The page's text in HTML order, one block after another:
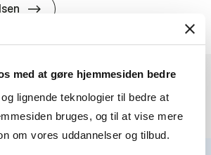
med at gøre hjemmesiden bedre
lignende teknologier til bedre at
bruges, og til at vise mere
om vores uddannelser og tilbud.
HA(jur.) - erhvervs­økonomi og